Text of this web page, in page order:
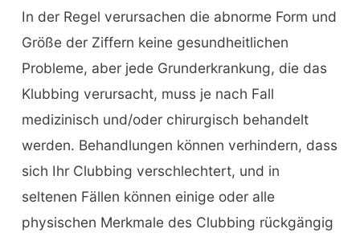
In der Regel verursachen die abnorme Form und
Größe der Ziffern keine gesundheitlichen
Probleme, aber jede Grunderkrankung, die das
Klubbing verursacht, muss je nach Fall
medizinisch und/oder chirurgisch behandelt
werden. Behandlungen können verhindern, dass
sich Ihr Clubbing verschlechtert, und in
seltenen Fällen können einige oder alle
physischen Merkmale des Clubbing rückgängig